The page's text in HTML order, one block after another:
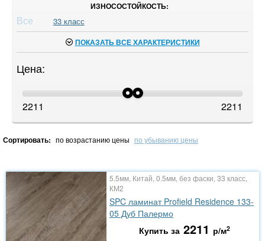
ИЗНОСОСТОЙКОСТЬ:
Все 33 класс
ПОКАЗАТЬ ВСЕ ХАРАКТЕРИСТИКИ
Цена:
2211 2211
Сортировать: по возрастанию цены по убыванию цены
5.5мм, Китай, 0.5мм, без фаски, 33 класс,
КМ2
SPC ламинат Profield Residence 133-
05 Дуб Палермо
Купить за 2211 р/м2